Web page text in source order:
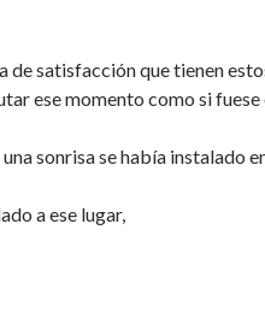
de satisfacción que tienen
ese momento como si
sonrisa se había instalado
a ese lugar,